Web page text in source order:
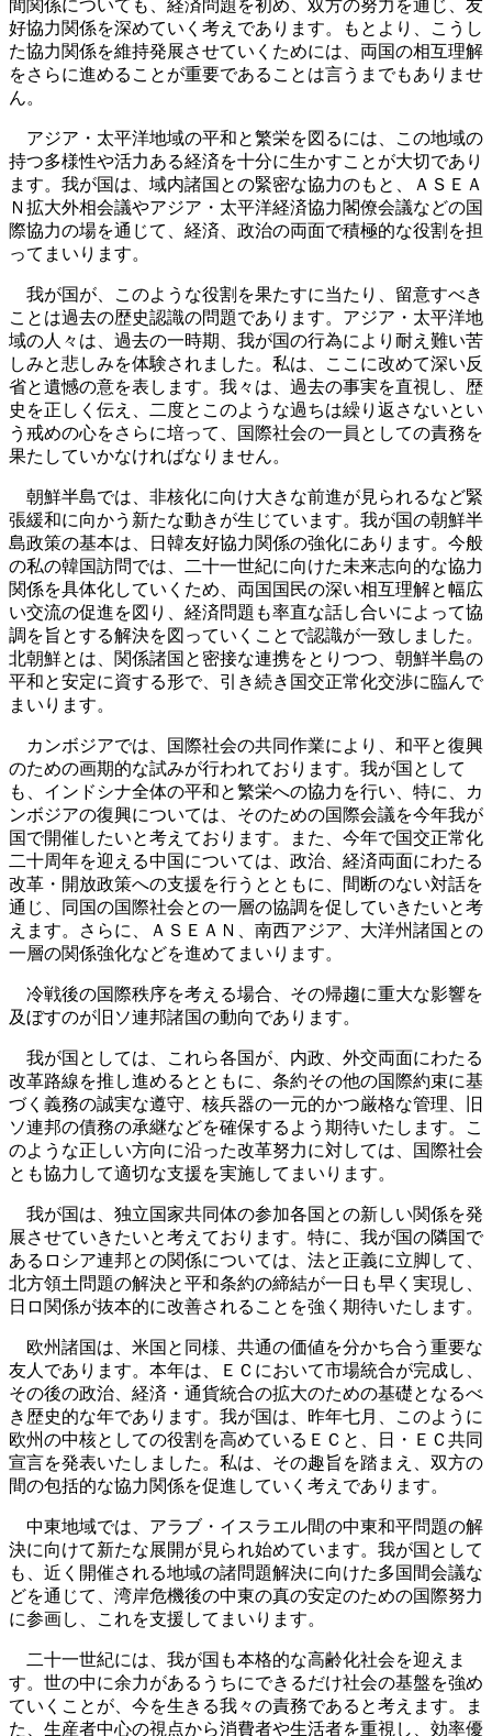
間関係についても、経済問題を初め、双方の努力を通じ、友
好協力関係を深めていく考えであります。もとより、こうし
た協力関係を維持発展させていくためには、両国の相互理解
をさらに進めることが重要であることは言うまでもありませ
ん。
アジア・太平洋地域の平和と繁栄を図るには、この地域の
持つ多様性や活力ある経済を十分に生かすことが大切であり
ます。我が国は、域内諸国との緊密な協力のもと、ＡＳＥＡ
Ｎ拡大外相会議やアジア・太平洋経済協力閣僚会議などの国
際協力の場を通じて、経済、政治の両面で積極的な役割を担
ってまいります。
我が国が、このような役割を果たすに当たり、留意すべき
ことは過去の歴史認識の問題であります。アジア・太平洋地
域の人々は、過去の一時期、我が国の行為により耐え難い苦
しみと悲しみを体験されました。私は、ここに改めて深い反
省と遺憾の意を表します。我々は、過去の事実を直視し、歴
史を正しく伝え、二度とこのような過ちは繰り返さないとい
う戒めの心をさらに培って、国際社会の一員としての責務を
果たしていかなければなりません。
朝鮮半島では、非核化に向け大きな前進が見られるなど緊
張緩和に向かう新たな動きが生じています。我が国の朝鮮半
島政策の基本は、日韓友好協力関係の強化にあります。今般
の私の韓国訪問では、二十一世紀に向けた未来志向的な協力
関係を具体化していくため、両国国民の深い相互理解と幅広
い交流の促進を図り、経済問題も率直な話し合いによって協
調を旨とする解決を図っていくことで認識が一致しました。
北朝鮮とは、関係諸国と密接な連携をとりつつ、朝鮮半島の
平和と安定に資する形で、引き続き国交正常化交渉に臨んで
まいります。
カンボジアでは、国際社会の共同作業により、和平と復興
のための画期的な試みが行われております。我が国として
も、インドシナ全体の平和と繁栄への協力を行い、特に、カ
ンボジアの復興については、そのための国際会議を今年我が
国で開催したいと考えております。また、今年で国交正常化
二十周年を迎える中国については、政治、経済両面にわたる
改革・開放政策への支援を行うとともに、間断のない対話を
通じ、同国の国際社会との一層の協調を促していきたいと考
えます。さらに、ＡＳＥＡＮ、南西アジア、大洋州諸国との
一層の関係強化などを進めてまいります。
冷戦後の国際秩序を考える場合、その帰趨に重大な影響を
及ぼすのが旧ソ連邦諸国の動向であります。
我が国としては、これら各国が、内政、外交両面にわたる
改革路線を推し進めるとともに、条約その他の国際約束に基
づく義務の誠実な遵守、核兵器の一元的かつ厳格な管理、旧
ソ連邦の債務の承継などを確保するよう期待いたします。こ
のような正しい方向に沿った改革努力に対しては、国際社会
とも協力して適切な支援を実施してまいります。
我が国は、独立国家共同体の参加各国との新しい関係を発
展させていきたいと考えております。特に、我が国の隣国で
あるロシア連邦との関係については、法と正義に立脚して、
北方領土問題の解決と平和条約の締結が一日も早く実現し、
日ロ関係が抜本的に改善されることを強く期待いたします。
欧州諸国は、米国と同様、共通の価値を分かち合う重要な
友人であります。本年は、ＥＣにおいて市場統合が完成し、
その後の政治、経済・通貨統合の拡大のための基礎となるべ
き歴史的な年であります。我が国は、昨年七月、このように
欧州の中核としての役割を高めているＥＣと、日・ＥＣ共同
宣言を発表いたしました。私は、その趣旨を踏まえ、双方の
間の包括的な協力関係を促進していく考えであります。
中東地域では、アラブ・イスラエル間の中東和平問題の解
決に向けて新たな展開が見られ始めています。我が国として
も、近く開催される地域の諸問題解決に向けた多国間会議な
どを通じて、湾岸危機後の中東の真の安定のための国際努力
に参画し、これを支援してまいります。
二十一世紀には、我が国も本格的な高齢化社会を迎えま
す。世の中に余力があるうちにできるだけ社会の基盤を強め
ていくことが、今を生きる我々の責務であると考えます。ま
た、生産者中心の視点から消費者や生活者を重視し、効率優